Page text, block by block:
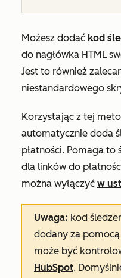
Możesz dodać kod
do nagłówka HTML
Jest to również
niestandardowego
Korzystając z tej
automatycznie doda
płatności. Pomaga to
dla linków do
można wyłączyć w
Uwaga: kod
dodany za pomocą
może być
HubSpot.